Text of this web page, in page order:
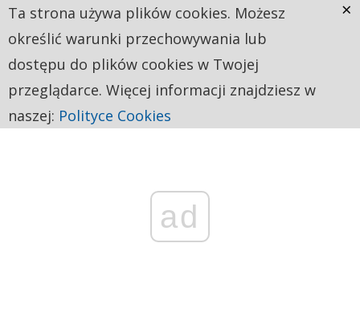
ad
Ta strona używa plików cookies. Możesz
określić warunki przechowywania lub
dostępu do plików cookies w Twojej
przeglądarce. Więcej informacji znajdziesz w
naszej: Polityce Cookies
×